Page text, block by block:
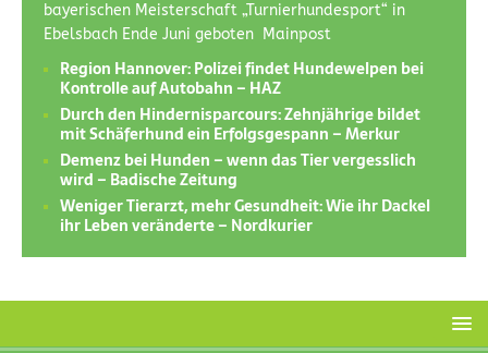
bayerischen Meisterschaft „Turnierhundesport“ in
Ebelsbach Ende Juni geboten Mainpost
Region Hannover: Polizei findet Hundewelpen bei
Kontrolle auf Autobahn – HAZ
Durch den Hindernisparcours: Zehnjährige bildet
mit Schäferhund ein Erfolgsgespann – Merkur
Demenz bei Hunden – wenn das Tier vergesslich
wird – Badische Zeitung
Weniger Tierarzt, mehr Gesundheit: Wie ihr Dackel
ihr Leben veränderte – Nordkurier